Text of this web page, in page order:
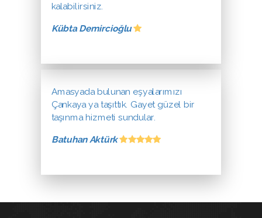
kalabilirsiniz.
Kübta Demircioğlu
Amasyada bulunan eşyalarımızı
Çankaya ya taşıttık. Gayet güzel bir
taşınma hizmeti sundular.
Batuhan Aktürk